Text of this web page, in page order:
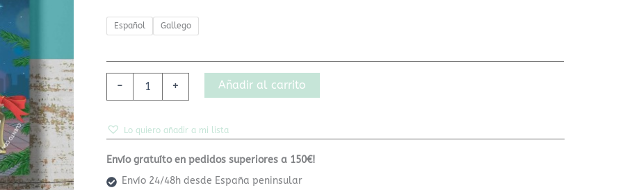
Español Gallego
- + Añadir al carrito
Lo quiero añadir a mi lista
Envío gratuíto en pedidos superiores a 150€!
Envío 24/48h desde España peninsular